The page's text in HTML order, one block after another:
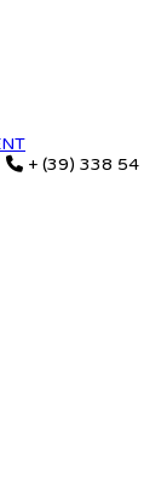
+ (39) 338 54